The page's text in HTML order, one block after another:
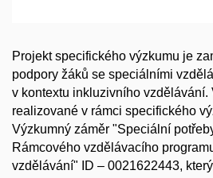
Projekt specifického výzkumu je
podpory žáků se speciálními
v kontextu inkluzivního vzdělávání.
realizované v rámci specifického
Výzkumný záměr "Speciální
Rámcového vzdělávacího
vzdělávání" ID – 0021622443,